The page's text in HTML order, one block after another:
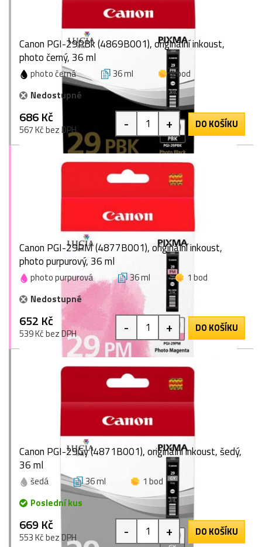
Canon PGI-29PBk (4869B001), originální inkoust,
photo černý, 36 ml
photo černá 36 ml
1 bod
Nedostupné
686 Kč
567 Kč bez DPH - + DO KOŠÍKU
Canon PGI-29PM (4877B001), originální inkoust,
photo purpurový, 36 ml
photo purpurová 36 ml
1 bod
Nedostupné
652 Kč
539 Kč bez DPH - + DO KOŠÍKU
Canon PGI-29Gy (4871B001), originální inkoust, šedý,
36 ml
šedá 36 ml
1 bod
Poslední kus
669 Kč
553 Kč bez DPH - + DO KOŠÍKU